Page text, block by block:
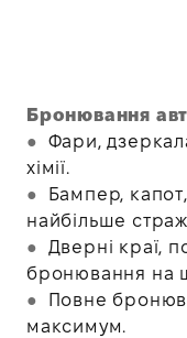
Бронювання
● Фари,
хімії.
●
Бампер,
найбільше
● Дверні краї,
бронювання на
●
Повне
максимум.